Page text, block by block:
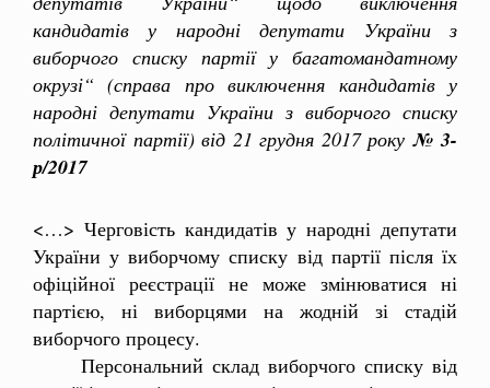
кандидатів у народні депутати України з
виборчого списку партії у багатомандатному
окрузі“ (справа про виключення кандидатів у
народні депутати України з виборчого списку
політичної партії) від 21 грудня 2017 року № 3-
р/2017
<…> Черговість кандидатів у народні депутати
України у виборчому списку від партії після їх
офіційної реєстрації не може змінюватися ні
партією, ні виборцями на жодній зі стадій
виборчого процесу.
Персональний склад виборчого списку від